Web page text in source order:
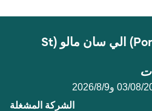
بورتسموث (Portsmouth) الي سان مالو (St